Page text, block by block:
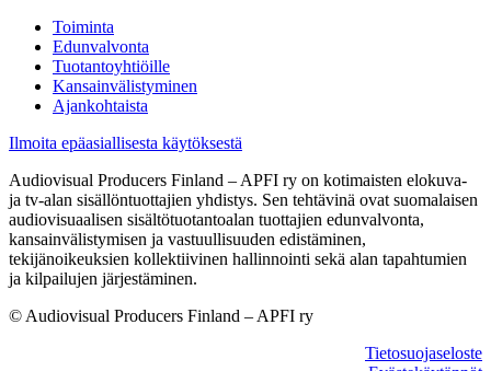
Toiminta
Edunvalvonta
Tuotantoyhtiöille
Kansainvälistyminen
Ajankohtaista
Ilmoita epäasiallisesta käytöksestä
Audiovisual Producers Finland – APFI ry on kotimaisten elokuva-
ja tv-alan sisällöntuottajien yhdistys. Sen tehtävinä ovat suomalaisen
audiovisuaalisen sisältötuotantoalan tuottajien edunvalvonta,
kansainvälistymisen ja vastuullisuuden edistäminen,
tekijänoikeuksien kollektiivinen hallinnointi sekä alan tapahtumien
ja kilpailujen järjestäminen.
© Audiovisual Producers Finland – APFI ry
Tietosuojaseloste